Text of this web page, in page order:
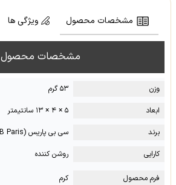
مشخصات محصول ویژگی ها
مشخصات محصول
وزن
۵۳ گرم
ابعاد
۵ × ۴ × ۱۳ سانتیمتر
برند
سی بی پاریس (CB Paris)
کارایی
روشن کننده
فرم محصول کرم